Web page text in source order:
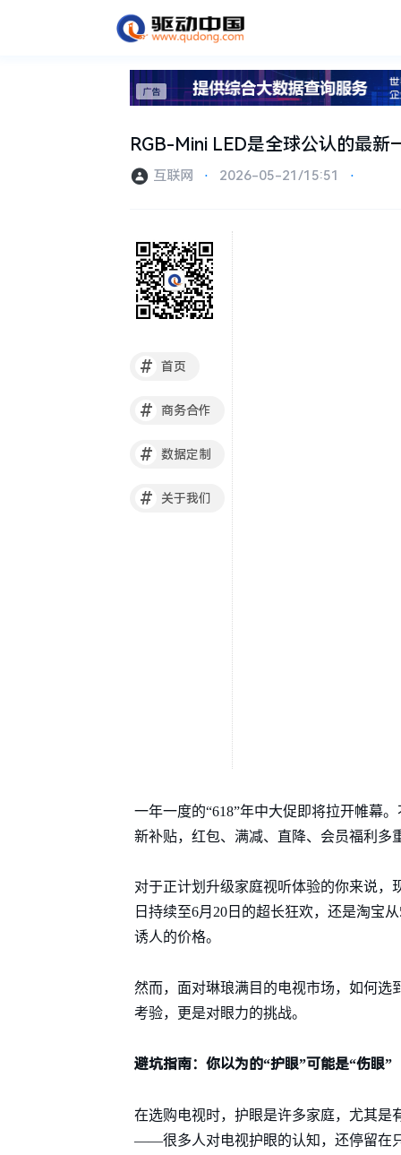
RGB-Mini LED是全球公认的最
互联网 ⋅ 2026-05-21/15:51 ⋅
# 首页
# 商务合作
# 数据定制
# 关于我们
一年一度的“618”年中大促即将拉开帷幕
新补贴，红包、满减、直降、会员福利多
对于正计划升级家庭视听体验的你来说，
日持续至6月20日的超长狂欢，还是淘宝
诱人的价格。
然而，面对琳琅满目的电视市场，如何选
考验，更是对眼力的挑战。
避坑指南：你以为的“护眼”可能是“伤眼”
在选购电视时，护眼是许多家庭，尤其是
——很多人对电视护眼的认知，还停留在